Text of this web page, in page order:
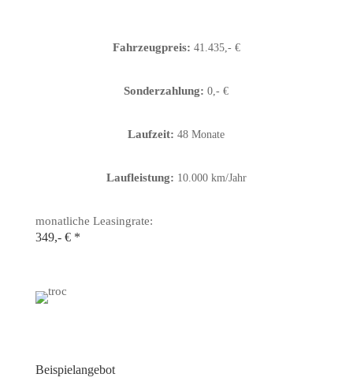
Fahrzeugpreis: 41.435,- €
Sonderzahlung:0,- €
Laufzeit:48 Monate
Laufleistung: 10.000 km/Jahr
monatliche Leasingrate:
349,- € *
Beispielangebot